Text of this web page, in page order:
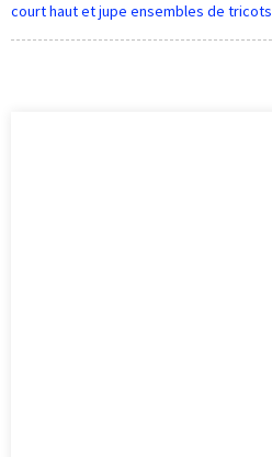
court haut et jupe ensembles de tricots